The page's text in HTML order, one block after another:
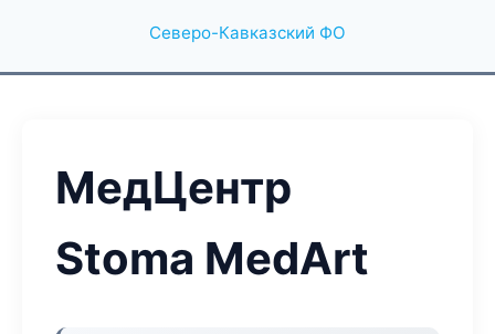
Северо-Кавказский ФО
МедЦентр
Stoma MedArt